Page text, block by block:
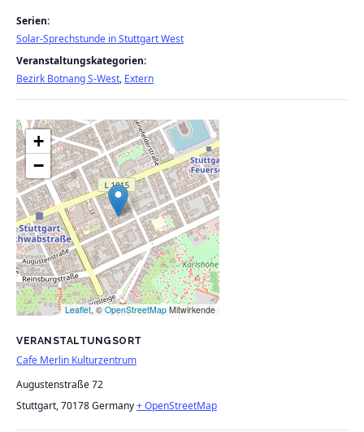
Serien:
Solar-Sprechstunde in Stuttgart West
Veranstaltungskategorien:
Bezirk Botnang S-West, Extern
VERANSTALTUNGSORT
Cafe Merlin Kulturzentrum
Augustenstraße 72
Stuttgart,70178Germany+ OpenStreetMap
+
−
Leaflet, ©OpenStreetMap Mitwirkende